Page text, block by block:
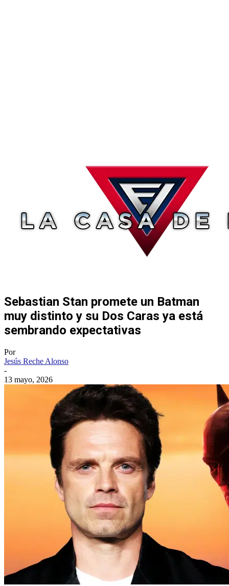
Sebastian Stan promete un Batman
muy distinto y su Dos Caras ya está
sembrando expectativas
Por
Jesús Reche Alonso
-
13 mayo, 2026